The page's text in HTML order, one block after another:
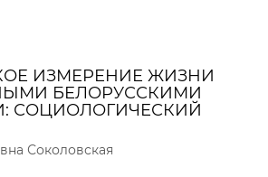
ИЗМЕРЕНИЕ ЖИЗНИ
БЕЛОРУССКИМИ
СОЦИОЛОГИЧЕСКИЙ
Соколовская